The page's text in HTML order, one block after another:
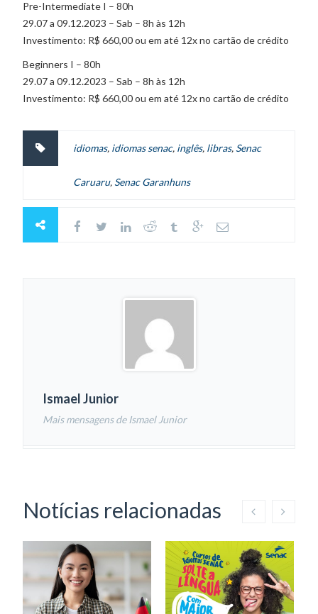
Pre-Intermediate I – 80h
29.07 a 09.12.2023 – Sab – 8h às 12h
Investimento: R$ 660,00 ou em até 12x no cartão de crédito
Beginners I – 80h
29.07 a 09.12.2023 – Sab – 8h às 12h
Investimento: R$ 660,00 ou em até 12x no cartão de crédito
idiomas, idiomas senac, inglês, libras, Senac
Caruaru, Senac Garanhuns
Ismael Junior
Mais mensagens de Ismael Junior
Notícias relacionadas